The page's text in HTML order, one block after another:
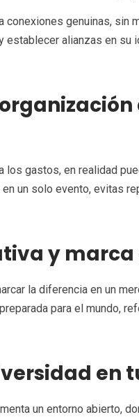
genuinas, sin
alianzas en su
los gastos, en realidad
un solo evento, evitas
y
la diferencia en un
para el mundo,
en
un entorno abierto,